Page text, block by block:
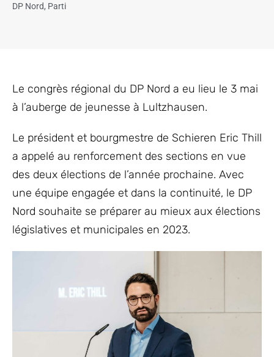
DP Nord, Parti
Le congrès régional du DP Nord a eu lieu le 3 mai
à l’auberge de jeunesse à Lultzhausen.
Le président et bourgmestre de Schieren Eric Thill
a appelé au renforcement des sections en vue
des deux élections de l’année prochaine. Avec
une équipe engagée et dans la continuité, le DP
Nord souhaite se préparer au mieux aux élections
législatives et municipales en 2023.